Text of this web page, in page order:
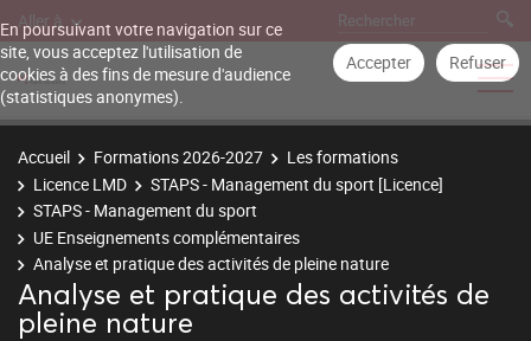
En poursuivant votre navigation sur ce
site, vous acceptez l'utilisation de
cookies à des fins de mesure d'audience
(statistiques anonymes).
Accepter Refuser
Aller à
Accueil Formations 2026-2027
Les formations
Licence LMD
STAPS - Management du sport [Licence]
STAPS - Management du sport
UE Enseignements complémentaires
Analyse et pratique des activités de pleine nature
Analyse et pratique des activités de
pleine nature